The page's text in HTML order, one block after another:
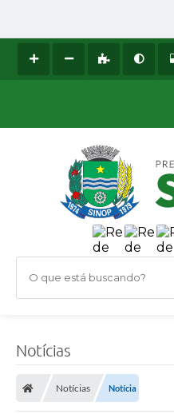
O que está buscando?
Notícias
Notícias Notícia